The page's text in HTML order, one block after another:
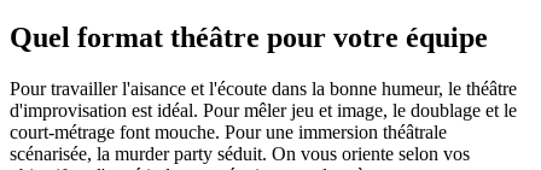
Quel format théâtre pour votre équipe
Pour travailler l'aisance et l'écoute dans la bonne humeur, le théâtre
d'improvisation est idéal. Pour mêler jeu et image, le doublage et le
court-métrage font mouche. Pour une immersion théâtrale
scénarisée, la murder party séduit. On vous oriente selon vos